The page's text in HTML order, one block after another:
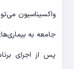
واکسیناسیون
جامعه به
پس از اجرای